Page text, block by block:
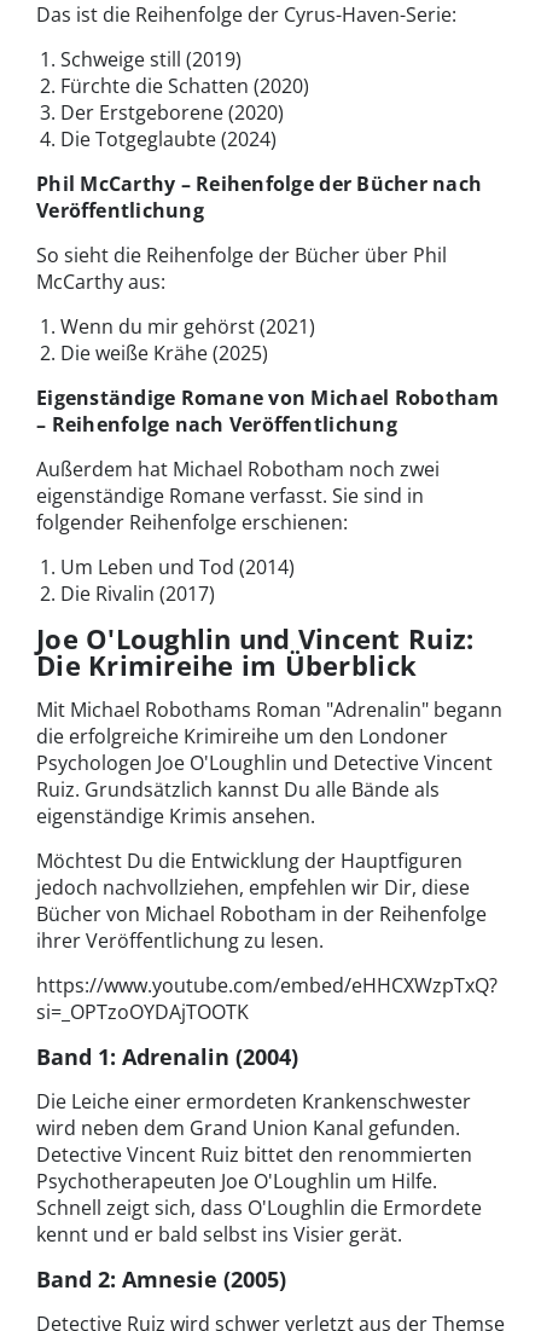
Das ist die Reihenfolge der Cyrus-Haven-Serie:
Schweige still (2019)
Fürchte die Schatten (2020)
Der Erstgeborene (2020)
Die Totgeglaubte (2024)
Phil McCarthy – Reihenfolge der Bücher nach
Veröffentlichung
So sieht die Reihenfolge der Bücher über Phil
McCarthy aus:
Wenn du mir gehörst (2021)
Die weiße Krähe (2025)
Eigenständige Romane von Michael Robotham
– Reihenfolge nach Veröffentlichung
Außerdem hat Michael Robotham noch zwei
eigenständige Romane verfasst. Sie sind in
folgender Reihenfolge erschienen:
Um Leben und Tod (2014)
Die Rivalin (2017)
Joe O'Loughlin und Vincent Ruiz:
Die Krimireihe im Überblick
Mit Michael Robothams Roman "Adrenalin" begann
die erfolgreiche Krimireihe um den Londoner
Psychologen Joe O'Loughlin und Detective Vincent
Ruiz. Grundsätzlich kannst Du alle Bände als
eigenständige Krimis ansehen.
Möchtest Du die Entwicklung der Hauptfiguren
jedoch nachvollziehen, empfehlen wir Dir, diese
Bücher von Michael Robotham in der Reihenfolge
ihrer Veröffentlichung zu lesen.
https://www.youtube.com/embed/eHHCXWzpTxQ?
si=_OPTzoOYDAjTOOTK
Band 1: Adrenalin (2004)
Die Leiche einer ermordeten Krankenschwester
wird neben dem Grand Union Kanal gefunden.
Detective Vincent Ruiz bittet den renommierten
Psychotherapeuten Joe O'Loughlin um Hilfe.
Schnell zeigt sich, dass O'Loughlin die Ermordete
kennt und er bald selbst ins Visier gerät.
Band 2: Amnesie (2005)
Detective Ruiz wird schwer verletzt aus der Themse